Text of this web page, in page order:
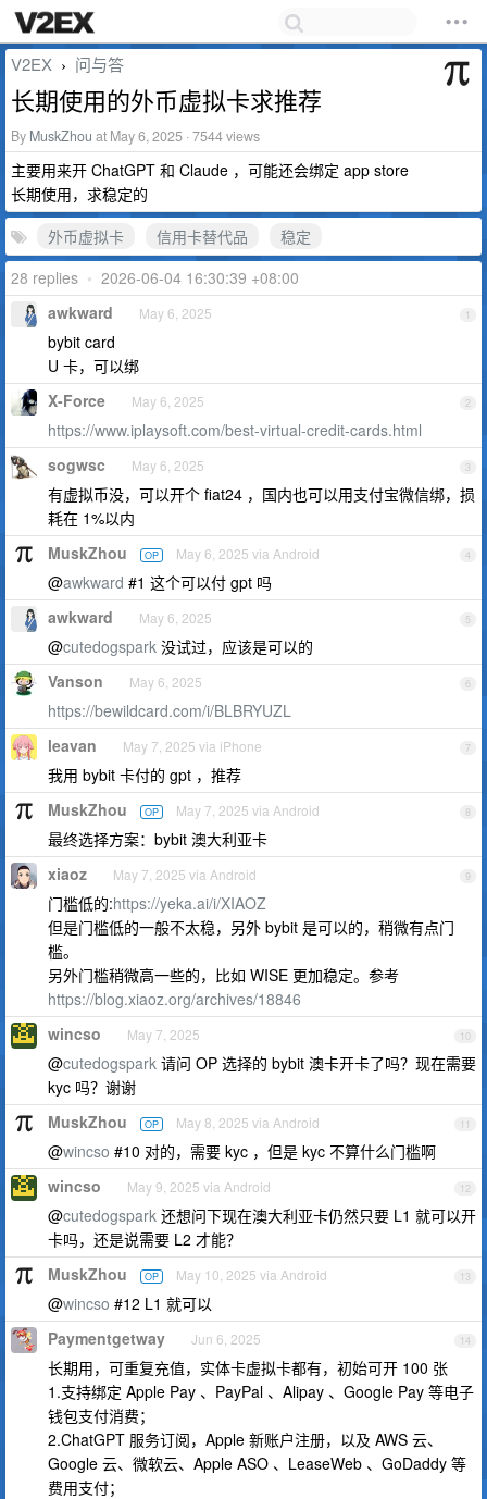
V2EX › 问与答
长期使用的外币虚拟卡求推荐
By MuskZhou at May 6, 2025 · 7544 views
主要用来开 ChatGPT 和 Claude ，可能还会绑定 app store
长期使用，求稳定的
外币虚拟卡
信用卡替代品
稳定
28 replies • 2026-06-04 16:30:39 +08:00
1
awkward May 6, 2025
bybit card
U 卡，可以绑
2
X-Force May 6, 2025
https://www.iplaysoft.com/best-virtual-credit-cards.html
3
sogwsc May 6, 2025
有虚拟币没，可以开个 fiat24 ，国内也可以用支付宝微信绑，损
耗在 1%以内
4
MuskZhou OP May 6, 2025 via Android
@awkward #1 这个可以付 gpt 吗
5
awkward May 6, 2025
@cutedogspark 没试过，应该是可以的
6
Vanson May 6, 2025
https://bewildcard.com/i/BLBRYUZL
7
leavan May 7, 2025 via iPhone
我用 bybit 卡付的 gpt ，推荐
8
MuskZhou OP May 7, 2025 via Android
最终选择方案：bybit 澳大利亚卡
9
xiaoz May 7, 2025 via Android
门槛低的:https://yeka.ai/i/XIAOZ
但是门槛低的一般不太稳，另外 bybit 是可以的，稍微有点门
槛。
另外门槛稍微高一些的，比如 WISE 更加稳定。参考
https://blog.xiaoz.org/archives/18846
10
wincso May 7, 2025
@cutedogspark 请问 OP 选择的 bybit 澳卡开卡了吗？现在需要
kyc 吗？谢谢
11
MuskZhou OP May 8, 2025 via Android
@wincso #10 对的，需要 kyc ，但是 kyc 不算什么门槛啊
12
wincso May 9, 2025 via Android
@cutedogspark 还想问下现在澳大利亚卡仍然只要 L1 就可以开
卡吗，还是说需要 L2 才能？
13
MuskZhou OP May 10, 2025 via Android
@wincso #12 L1 就可以
14
Paymentgetway Jun 6, 2025
长期用，可重复充值，实体卡虚拟卡都有，初始可开 100 张
1.支持绑定 Apple Pay 、PayPal 、Alipay 、Google Pay 等电子
钱包支付消费；
2.ChatGPT 服务订阅，Apple 新账户注册，以及 AWS 云、
Google 云、微软云、Apple ASO 、LeaseWeb 、GoDaddy 等
费用支付；